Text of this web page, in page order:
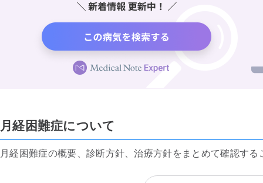
月経困難症について
月経困難症の概要、診断方針、治療方針をまとめて確認する